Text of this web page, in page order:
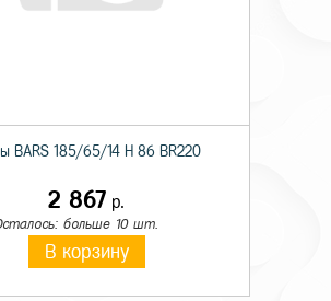
BARS 185/65/14 H 86 BR220
2 867 р.
больше 10 шт.
В корзину